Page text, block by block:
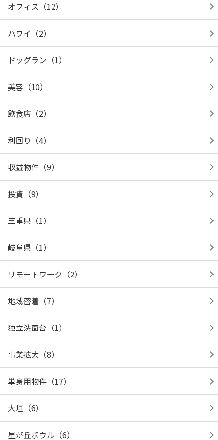
オフィス（12）
ハワイ（2）
ドッグラン（1）
美容（10）
飲食店（2）
利回り（4）
収益物件（9）
投資（9）
三重県（1）
岐阜県（1）
リモートワーク（2）
地域密着（7）
独立洗面台（1）
事業拡大（8）
単身用物件（17）
大垣（6）
星が丘ボウル（6）